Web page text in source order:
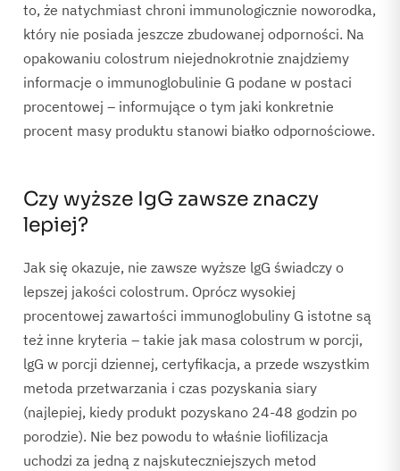
to, że natychmiast chroni immunologicznie noworodka,
który nie posiada jeszcze zbudowanej odporności. Na
opakowaniu colostrum niejednokrotnie znajdziemy
informacje o immunoglobulinie G podane w postaci
procentowej – informujące o tym jaki konkretnie
procent masy produktu stanowi białko odpornościowe.
Czy wyższe IgG zawsze znaczy
lepiej?
Jak się okazuje, nie zawsze wyższe lgG świadczy o
lepszej jakości colostrum. Oprócz wysokiej
procentowej zawartości immunoglobuliny G istotne są
też inne kryteria – takie jak masa colostrum w porcji,
lgG w porcji dziennej, certyfikacja, a przede wszystkim
metoda przetwarzania i czas pozyskania siary
(najlepiej, kiedy produkt pozyskano 24-48 godzin po
porodzie). Nie bez powodu to właśnie liofilizacja
uchodzi za jedną z najskuteczniejszych metod